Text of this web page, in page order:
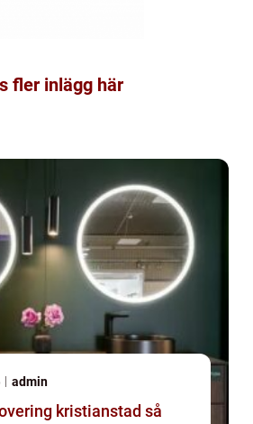
fler inlägg här
admin
kristianstad så